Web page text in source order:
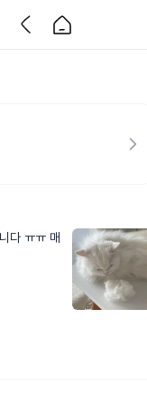
다 ㅠㅠ 매